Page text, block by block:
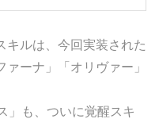
キルは、今回実装された
ーナ」「オリヴァー」
」も、ついに覚醒スキ